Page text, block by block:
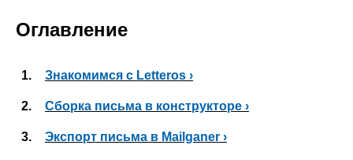
Оглавление
1. Знакомимся с Letteros ›
2. Сборка письма в конструкторе ›
3. Экспорт письма в Mailganer ›